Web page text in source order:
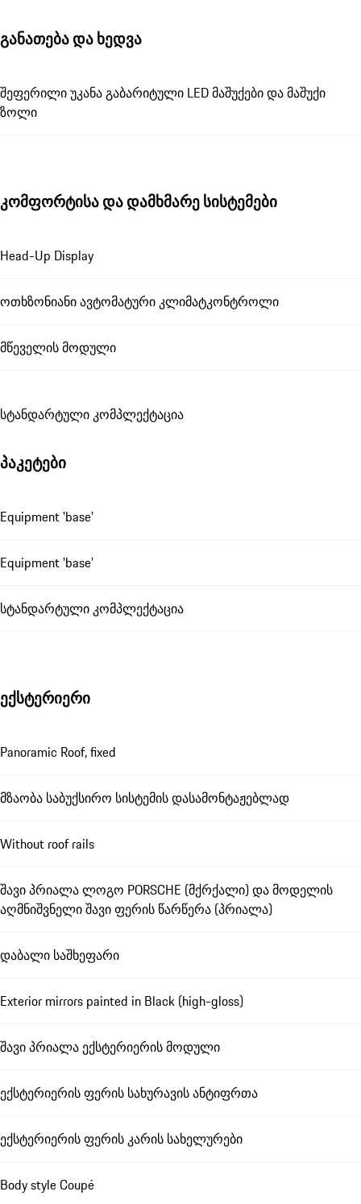
განათება და ხედვა
შეფერილი უკანა გაბარიტული LED მაშუქები და მაშუქი
ზოლი
კომფორტისა და დამხმარე სისტემები
Head-Up Display
ოთხზონიანი ავტომატური კლიმატკონტროლი
მწეველის მოდული
სტანდარტული კომპლექტაცია
პაკეტები
Equipment 'base'
Equipment 'base'
სტანდარტული კომპლექტაცია
ექსტერიერი
Panoramic Roof, fixed
მზაობა საბუქსირო სისტემის დასამონტაჟებლად
Without roof rails
შავი პრიალა ლოგო PORSCHE (მქრქალი) და მოდელის
აღმნიშვნელი შავი ფერის წარწერა (პრიალა)
დაბალი საშხეფარი
Exterior mirrors painted in Black (high-gloss)
შავი პრიალა ექსტერიერის მოდული
ექსტერიერის ფერის სახურავის ანტიფრთა
ექსტერიერის ფერის კარის სახელურები
Body style Coupé